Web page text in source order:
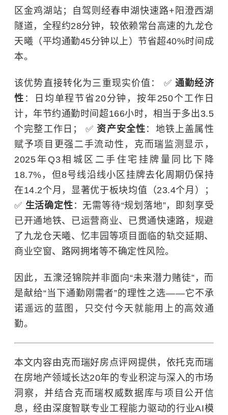
区金鸡湖站；自驾则经春申湖快速路+阳澄西湖
隧道，全程约28分钟，较依赖常台高速的九龙仓
天曦（平均通勤45分钟以上）节省超40%时间成
本。
该优势直接转化为三重现实价值： ✅通勤经济
性 ：日均单程节省20分钟，按年250个工作日
计，年节约通勤时间超166小时，相当于多出3.5
个完整工作日； ✅ 资产安全性 ：地铁上盖属性
赋予项目更强二手流动性，克而瑞监测显示，
2025年Q3相城区二手住宅挂牌量同比下降
18.7%，但8号线沿线小区挂牌去化周期仍保持
在14.2个月，显著优于板块均值（23.4个月）；
✅ 生活确定性 ：无需等待“规划落地”，即刻享受
已开通地铁、已运营商业、已贯通快速路，规避
了九龙仓天曦、忆丰园等项目面临的轨交延期、
商业空窗、路网拥堵等不确定性风险。
因此，五潨泾锦院并非面向“未来潜力赌徒”，而
是献给“当下通勤刚需者”的理性之选——它不承
诺遥远的蓝图，只交付今天就能用上的高效通
勤。
本文内容由克而瑞好房点评网提供，依托克而瑞
在房地产领域长达20年的专业积淀与深入的市场
洞察，并结合克而瑞权威数据库与项目公开信
息，经由深度智联专业工程能力驱动的行业AI模